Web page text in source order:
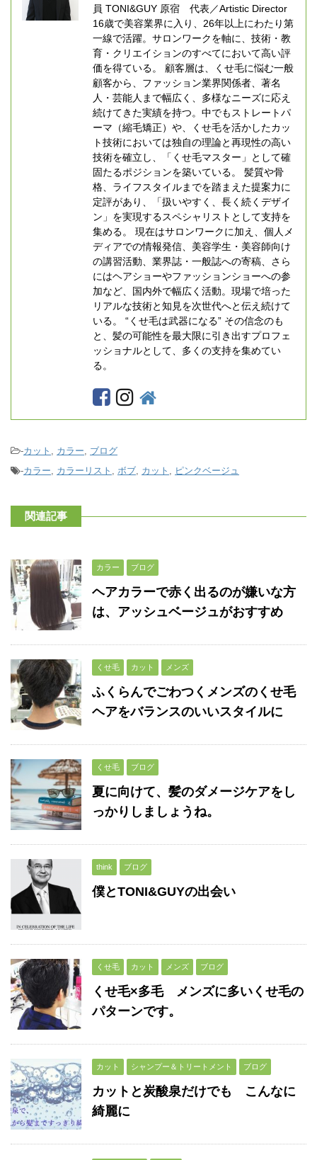
員 TONI&GUY 原宿 代表／Artistic Director
16歳で美容業界に入り、26年以上にわたり第
一線で活躍。サロンワークを軸に、技術・教
育・クリエイションのすべてにおいて高い評
価を得ている。 顧客層は、くせ毛に悩む一般
顧客から、ファッション業界関係者、著名
人・芸能人まで幅広く、多様なニーズに応え
続けてきた実績を持つ。中でもストレートパ
ーマ（縮毛矯正）や、くせ毛を活かしたカッ
ト技術においては独自の理論と再現性の高い
技術を確立し、「くせ毛マスター」として確
固たるポジションを築いている。 髪質や骨
格、ライフスタイルまでを踏まえた提案力に
定評があり、「扱いやすく、長く続くデザイ
ン」を実現するスペシャリストとして支持を
集める。 現在はサロンワークに加え、個人メ
ディアでの情報発信、美容学生・美容師向け
の講習活動、業界誌・一般誌への寄稿、さら
にはヘアショーやファッションショーへの参
加など、国内外で幅広く活動。現場で培った
リアルな技術と知見を次世代へと伝え続けて
いる。 “くせ毛は武器になる” その信念のも
と、髪の可能性を最大限に引き出すプロフェ
ッショナルとして、多くの支持を集めてい
る。
-カット カラー
ブログ
-カラー カラーリスト ボブ カット ピンクベージュ
関連記事
カラー ブログ
ヘアカラーで赤く出るのが嫌いな方
は、アッシュベージュがおすすめ
くせ毛 カット メンズ
ふくらんでごわつくメンズのくせ毛
ヘアをバランスのいいスタイルに
くせ毛 ブログ
夏に向けて、髪のダメージケアをし
っかりしましょうね。
think ブログ
僕とTONI&GUYの出会い
くせ毛 カット メンズ ブログ
くせ毛×多毛 メンズに多いくせ毛の
パターンです。
カット シャンプー＆トリートメント ブログ
カットと炭酸泉だけでも こんなに
綺麗に